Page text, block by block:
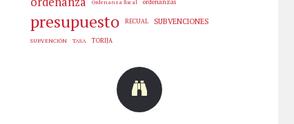
Ordenanza fiscal
presupuesto RECUAL SUBVENCIONES
SUBVENCIÓN TASA TORIJA